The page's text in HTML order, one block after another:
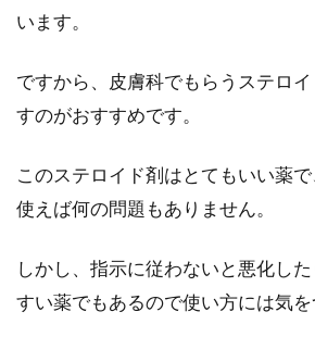
います。
ですから、皮膚科でもらうステロ
すのがおすすめです。
このステロイド剤はとてもいい薬
使えば何の問題もありません。
しかし、指示に従わないと悪化し
すい薬でもあるので使い方には気を